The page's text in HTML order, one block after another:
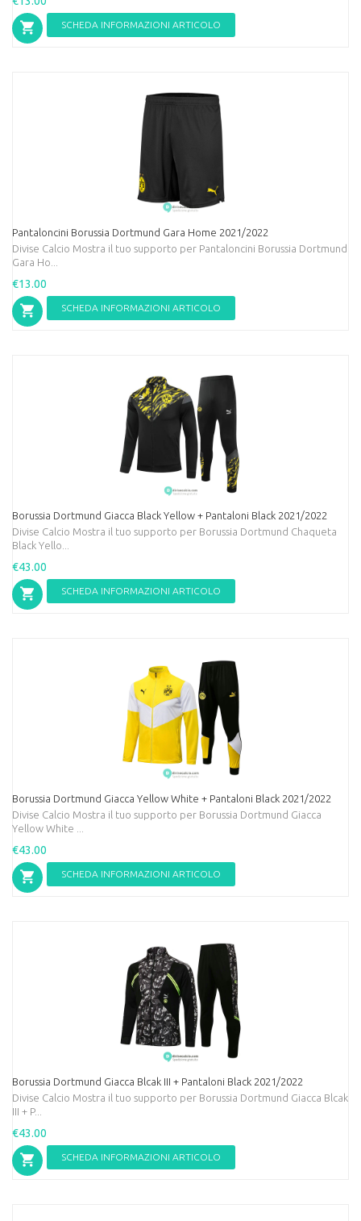
SCHEDA INFORMAZIONI ARTICOLO
Pantaloncini Borussia Dortmund Gara Home 2021/2022
Divise Calcio Mostra il tuo supporto per Pantaloncini Borussia Dortmund
Gara Ho...
€13.00
SCHEDA INFORMAZIONI ARTICOLO
Borussia Dortmund Giacca Black Yellow + Pantaloni Black 2021/2022
Divise Calcio Mostra il tuo supporto per Borussia Dortmund Chaqueta
Black Yello...
€43.00
SCHEDA INFORMAZIONI ARTICOLO
Borussia Dortmund Giacca Yellow White + Pantaloni Black 2021/2022
Divise Calcio Mostra il tuo supporto per Borussia Dortmund Giacca
Yellow White ...
€43.00
SCHEDA INFORMAZIONI ARTICOLO
Borussia Dortmund Giacca Blcak III + Pantaloni Black 2021/2022
Divise Calcio Mostra il tuo supporto per Borussia Dortmund Giacca Blcak
III + P...
€43.00
SCHEDA INFORMAZIONI ARTICOLO